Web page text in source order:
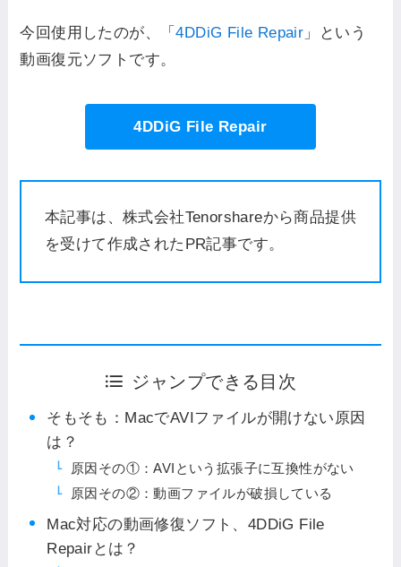
今回使用したのが、「4DDiG File Repair 」という
動画復元ソフトです。
4DDiG File Repair
本記事は、株式会社Tenorshareから商品提供
を受けて作成されたPR記事です。
ジャンプできる目次
そもそも：MacでAVIファイルが開けない原因
は？
原因その①：AVIという拡張子に互換性がない
原因その②：動画ファイルが破損している
Mac対応の動画修復ソフト、4DDiG File
Repairとは？